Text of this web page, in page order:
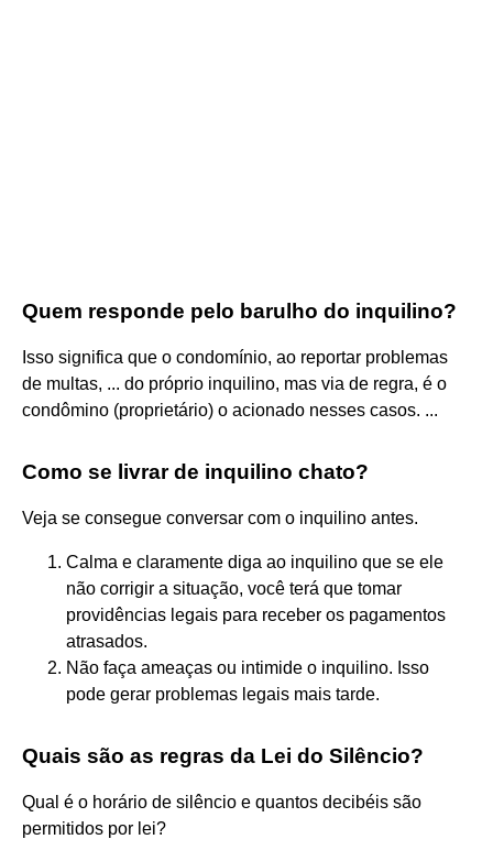
Quem responde pelo barulho do inquilino?
Isso significa que o condomínio, ao reportar problemas
de multas, ... do próprio inquilino, mas via de regra, é o
condômino (proprietário) o acionado nesses casos. ...
Como se livrar de inquilino chato?
Veja se consegue conversar com o inquilino antes.
Calma e claramente diga ao inquilino que se ele
não corrigir a situação, você terá que tomar
providências legais para receber os pagamentos
atrasados.
Não faça ameaças ou intimide o inquilino. Isso
pode gerar problemas legais mais tarde.
Quais são as regras da Lei do Silêncio?
Qual é o horário de silêncio e quantos decibéis são
permitidos por lei?